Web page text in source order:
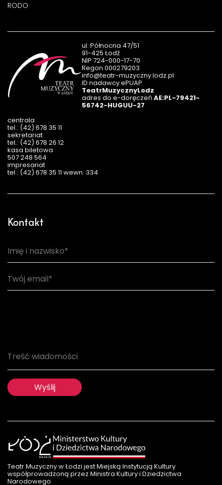
RODO
ul. Północna 47/51
91-425 Łodź
NIP 724-000-17-70
Regon 000279203
info@teatr-muzyczny.lodz.pl
ID nadawcy ePUAP
TeatrMuzycznyLodz
adres do e-doręczeńAE:PL-79421-
56742-HUGUU-27
centrala
tel.: (42) 678 35 11
sekretariat
tel.: (42) 678 26 12
kasa biletowa
507 248 564
impresariat
tel.: (42) 678 35 11 wewn. 334
Kontakt
Teatr Muzyczny w Łodzi jest Miejską Instytucją Kultury
współprowadzoną przez Ministra Kultury i Dziedzictwa
Narodowego
Serwis używa informacji zapisanych za pomocą plików
cookie oraz innych rozwiązań informatycznych,
pozwalających na dostosowanie treści do potrzeb
użytkownika oraz w celach statystycznych.. Jeżeli nie
wyrażają Państwo zgody na ich zapisywanie, należy opuścić